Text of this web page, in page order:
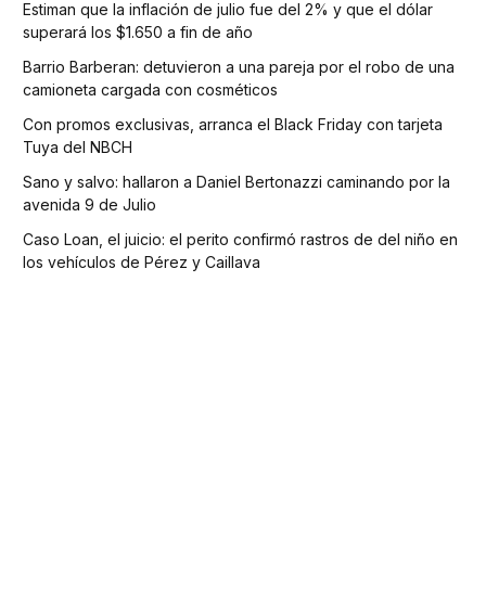
Estiman que la inflación de julio fue del 2% y que el dólar
superará los $1.650 a fin de año
Barrio Barberan: detuvieron a una pareja por el robo de una
camioneta cargada con cosméticos
Con promos exclusivas, arranca el Black Friday con tarjeta
Tuya del NBCH
Sano y salvo: hallaron a Daniel Bertonazzi caminando por la
avenida 9 de Julio
Caso Loan, el juicio: el perito confirmó rastros de del niño en
los vehículos de Pérez y Caillava